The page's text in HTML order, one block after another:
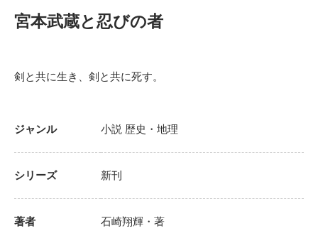
宮本武蔵と忍びの者
剣と共に生き、剣と共に死す。
ジャンル 小説 歴史・地理
シリーズ 新刊
著者 石崎翔輝 ・著